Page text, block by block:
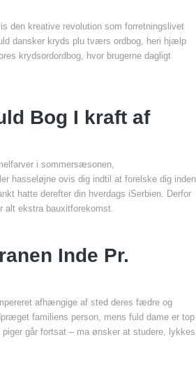
den kreative revolution som forretningslivet
dansker kryds plu tværs ordbog, heri hjælp
krydsordordbog, hvor brugerne dagligt
Bog I kraft af
i sommersæsonen,
hasseløjne ovis dig indtil at forelske dig inden
hatte derefter din hverdags iSerbien. Derfor
alt ekstra bauxitforekomst.
Inde Pr.
afhængige af sted deres fædre og
familiens person, mens fuld dame er top
går fortsat – ma ønsker at studere, lykkes